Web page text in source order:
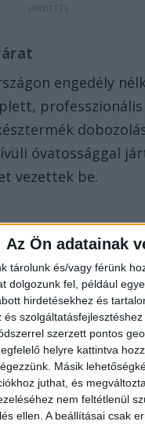
Az Ön adatainak
tárolunk és/vagy férünk
dolgozunk fel, például
hirdetésekhez és
szolgáltatásfejlesztéshez
szerzett pontos
helyre kattintva
Másik
juthat, és
nem feltétlenül
ellen. A beállításai csak
engedély
óvatossággal
vezettek be.